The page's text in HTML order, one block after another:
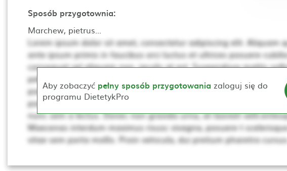
Sposób przygotownia:
Marchew, pietrus...
Lorem ipsum dolor sit amet, consectetur adipiscing elit. Aliquam
ante ipsum primis in faucibus orci luctus et ultrices posuere
consequat vel aliquam non, iaculis at est. Suspendisse mattis
pellentesque. Ut non neque a mi consequat posuere. Nulla
porta, lectus dui rhoncus magna, at posuere t scelerisque.
porta mollis. Proin vehicula, dui pretium pharetra cursus, dui
nunc sem a lectus. Donec non gravida urna, at laoreet
Maecenas interdum maximus risusc vivagna, posuere t
vitae sem porta mollis. Proin vehicula, dui pretium pharetra
Aby zobaczyć pełny sposób przygotowania zaloguj się do
programu DietetykPro